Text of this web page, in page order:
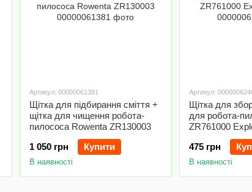
Артикул: 00000061381
Щітка для підбирання сміття +
щітка для чищення робота-
пилососа Rowenta ZR130003
1 050 грн
Купити
В наявності
Артикул:
Щітка для
для робота-
ZR761000
475 грн
В наявності